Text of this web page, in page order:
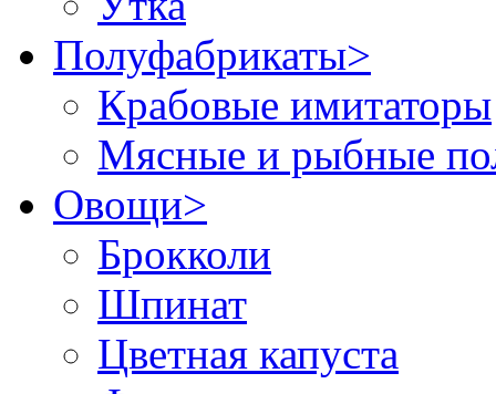
Полуфабрикаты>
Крабовые имитаторы
Мясные и рыбные
Овощи>
Брокколи
Шпинат
Цветная капуста